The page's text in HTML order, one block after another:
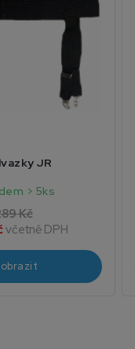
JR
> 5ks
Kč
včetně DPH